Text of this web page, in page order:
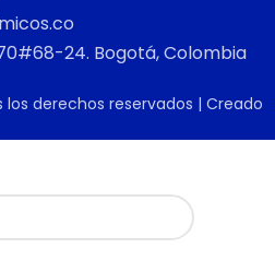
24. Bogotá, Colombia
derechos reservados | Creado